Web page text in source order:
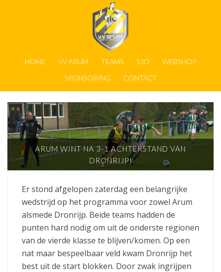
HOME VV ARUM TEAMS SJO
WEBSHOP
SPONSORING
CONTACT
ARUM WINT NA 3-1 ACHTERSTAND VAN
DRONRIJP!
Er stond afgelopen zaterdag een belangrijke
wedstrijd op het programma voor zowel Arum
alsmede Dronrijp. Beide teams hadden de
punten hard nodig om uit de onderste regionen
van de vierde klasse te blijven/komen. Op een
nat maar bespeelbaar veld kwam Dronrijp het
best uit de start blokken. Door zwak ingrijpen